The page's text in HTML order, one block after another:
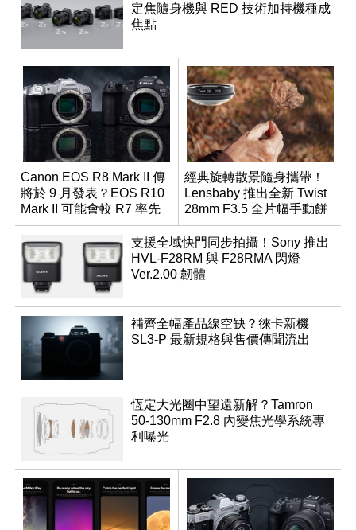
定焦隨身機與 RED 技術加持機種成
焦點
Canon EOS R8 Mark II 傳
將於 9 月發表？EOS R10
Mark II 可能會較 R7 率先
推出
經典旋轉散景隨身攜帶！
Lensbaby 推出全新 Twist
28mm F3.5 全片幅手動餅
乾鏡
支援全域快門同步拍攝！Sony 推出
HVL-F28RM 與 F28RMA 閃燈
Ver.2.00 韌體
補齊全幅產品線空缺？徠卡新機
SL3-P 最新規格與售價傳聞流出
恆定大光圈中望遠新解？Tamron
50-130mm F2.8 內變焦光學系統專
利曝光